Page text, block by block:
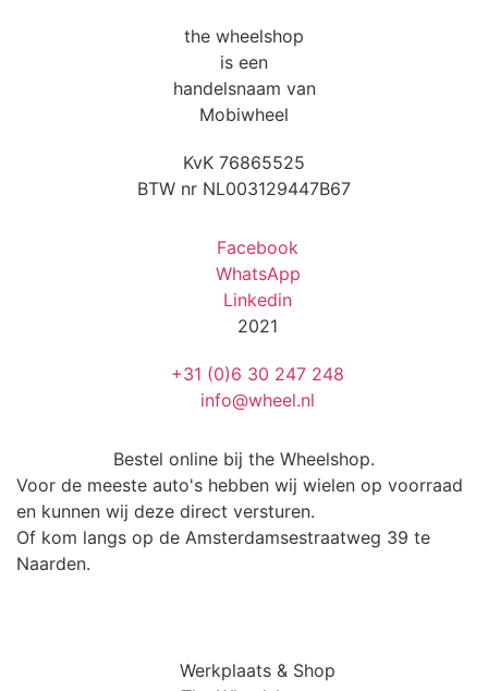
the wheelshop
is een
handelsnaam van
Mobiwheel
KvK 76865525
BTW nr NL003129447B67
Facebook
WhatsApp
Linkedin
2021
+31 (0)6 30 247 248
info@wheel.nl
Bestel online bij the Wheelshop.
Voor de meeste auto's hebben wij wielen op voorraad
en kunnen wij deze direct versturen.
Of kom langs op de Amsterdamsestraatweg 39 te
Naarden.
Werkplaats & Shop